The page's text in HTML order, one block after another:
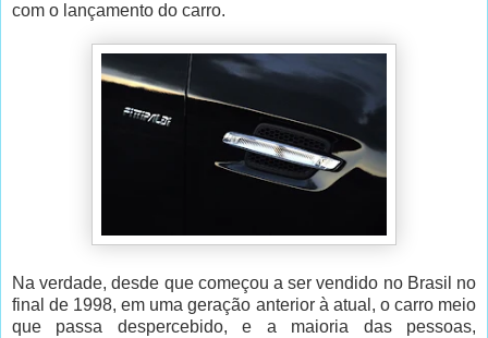
com o lançamento do carro.
Na verdade, desde que começou a ser vendido no Brasil no
final de 1998, em uma geração anterior à atual, o carro meio
que passa despercebido, e a maioria das pessoas,